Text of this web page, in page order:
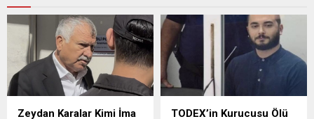
Zeydan Karalar Kimi İma
TODEX’in Kurucusu Ölü